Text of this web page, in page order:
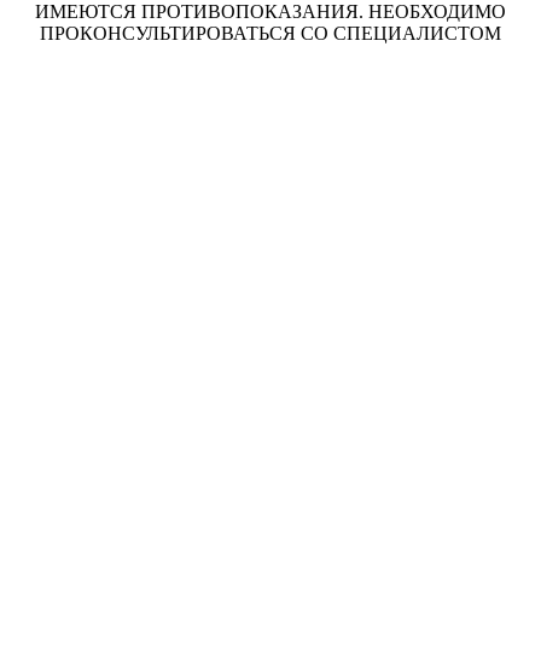
ИМЕЮТСЯ ПРОТИВОПОКАЗАНИЯ. НЕОБХОДИМО
ПРОКОНСУЛЬТИРОВАТЬСЯ СО СПЕЦИАЛИСТОМ